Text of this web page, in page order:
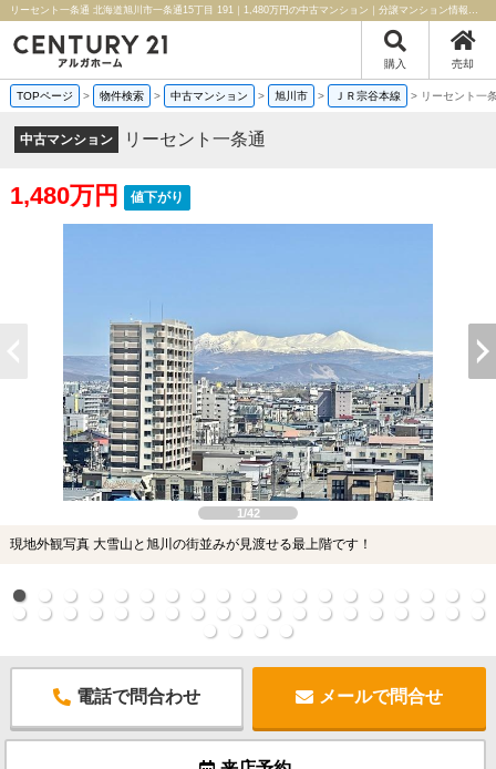
リーセント一条通 北海道旭川市一条通15丁目 191｜1,480万円の中古マンション｜分譲マンション情報｜センチュリー21アルガホーム
購入 売却
TOPページ > 物件検索 > 中古マンション > 旭川市 > ＪＲ宗谷本線 > リーセント一
中古マンション リーセント一条通
1,480万円 値下がり
1/42
現地外観写真 大雪山と旭川の街並みが見渡せる最上階です！
電話で問合わせ メールで問合せ